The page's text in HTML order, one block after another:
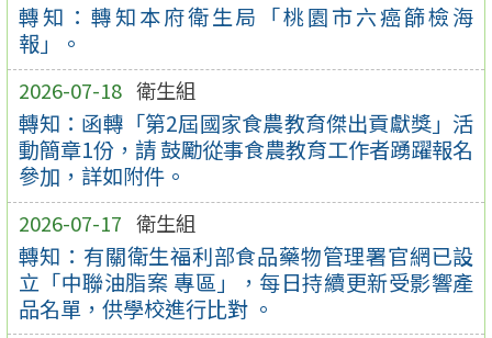
轉知：轉知本府衛生局「桃園市六癌篩檢海
報」。
2026-07-18 衛生組
轉知：函轉「第2屆國家食農教育傑出貢獻獎」活
動簡章1份，請 鼓勵從事食農教育工作者踴躍報名
參加，詳如附件。
2026-07-17 衛生組
轉知：有關衛生福利部食品藥物管理署官網已設
立「中聯油脂案 專區」，每日持續更新受影響產
品名單，供學校進行比對 。